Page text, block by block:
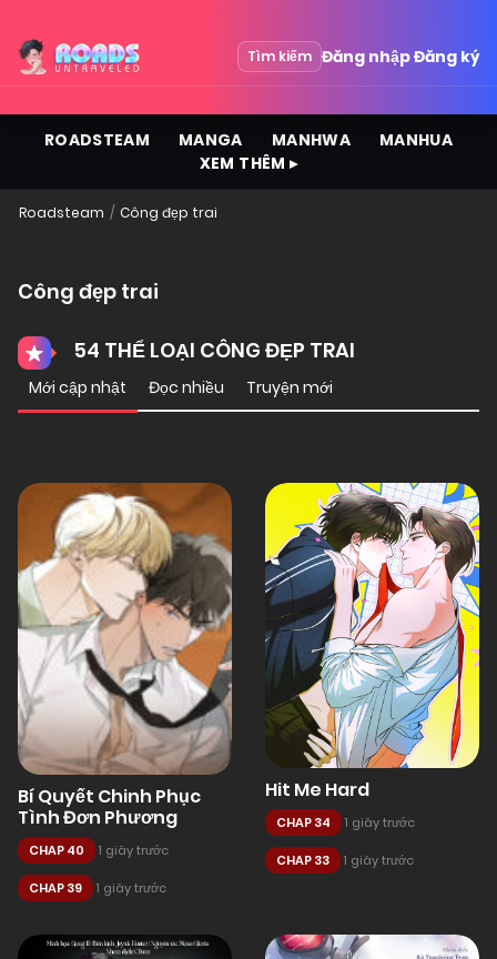
Tìm kiếm Đăng nhậpĐăng ký
ROADSTEAM MANGA MANHWA
MANHUA
XEM THÊM ▸
Roadsteam Công đẹp trai
Công đẹp trai
54 THỂ LOẠI CÔNG ĐẸP TRAI
Mới cập nhật Đọc nhiều Truyện mới
Bí Quyết Chinh Phục
Tình Đơn Phương
CHAP 40 1 giây trước
CHAP 39 1 giây trước
Hit Me Hard
CHAP 34 1 giây trước
CHAP 33 1 giây trước